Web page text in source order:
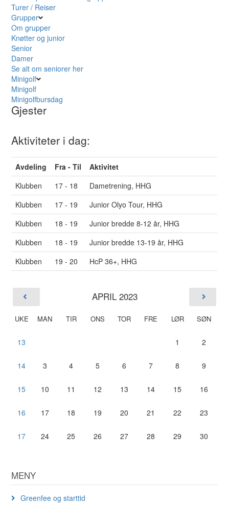
Turer / Reiser
Grupper
Om grupper
Knøtter og junior
Senior
Damer
Se alt om seniorer her
Minigolf
Minigolf
Minigolfbursdag
Gjester
Aktiviteter i dag:
Avdeling Fra - Til
Aktivitet
Klubben
17 - 18
Dametrening, HHG
Klubben
17 - 19
Junior Olyo Tour, HHG
Klubben
18 - 19
Junior bredde 8-12 år, HHG
Klubben
18 - 19
Junior bredde 13-19 år, HHG
Klubben
19 - 20 HcP 36+, HHG
APRIL 2023
UKE MAN TIR ONS TOR FRE LØR SØN
13 1 2
14 3 4 5 6 7 8 9
15 10 11 12 13 14 15 16
16 17 18 19 20 21 22 23
17 24 25 26 27 28 29 30
MENY
Greenfee og starttid